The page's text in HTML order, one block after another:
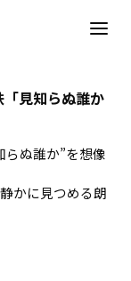
見知らぬ誰か
ぬ誰か”を想像
かに見つめる朗